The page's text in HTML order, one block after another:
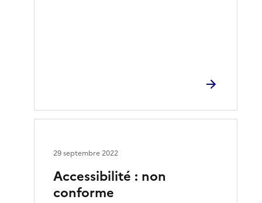
Accessibilité : non
conforme
29 septembre 2022